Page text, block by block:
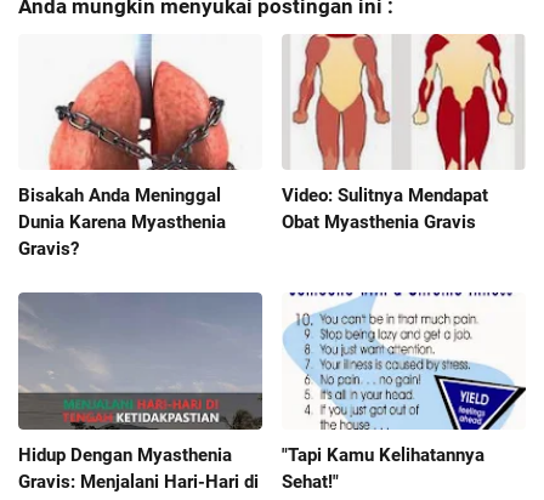
Anda mungkin menyukai postingan ini :
Bisakah Anda Meninggal
Dunia Karena Myasthenia
Gravis?
Video: Sulitnya Mendapat
Obat Myasthenia Gravis
Hidup Dengan Myasthenia
Gravis: Menjalani Hari-Hari di
"Tapi Kamu Kelihatannya
Sehat!"